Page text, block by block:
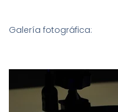
Galería fotográfica: